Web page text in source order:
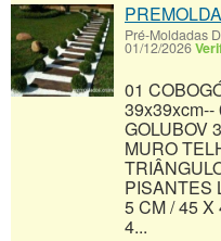
Pré-Moldadas
01/12/2026
01
39x39xcm--
GOLUBOV
MURO
PISANTES
5 CM / 45
4...